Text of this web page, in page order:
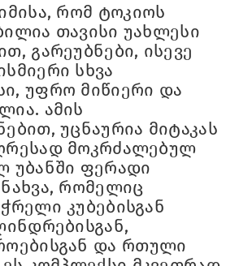
რომ ტოკიოს
თავისი უახლესი
გარეუბნები, ისევე
სხვა
უფრო მიწიერი და
ამის
უცნაურია მიტაკას
მოკრძალებულ
უბანში ფერადი
რომელიც
კუბებისგან
და რთული